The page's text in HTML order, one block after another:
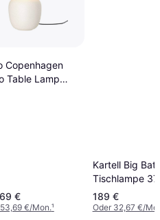
Copenhagen
Table Lamp
€
€/Mon.¹
Kartell Big
Tischlampe
189 €
Oder 32,67 €/